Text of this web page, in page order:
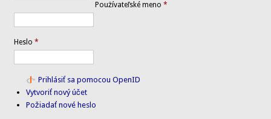
Používateľské meno*
Heslo*
Prihlásiť sa pomocou OpenID
Vytvoriť nový účet
Požiadať nové heslo